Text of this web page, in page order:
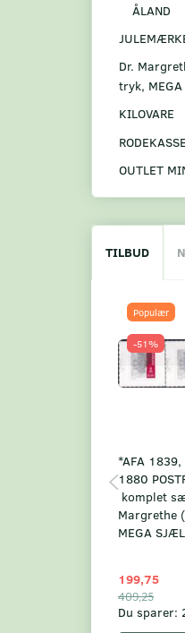
ÅLAND
Dr.
tryk, MEGA
KILOVARE
OUTLET
TILBUD
Populær
-51%
*AFA
1880
komplet
Margrethe
MEGA
199,75
409,25
Du sparer: